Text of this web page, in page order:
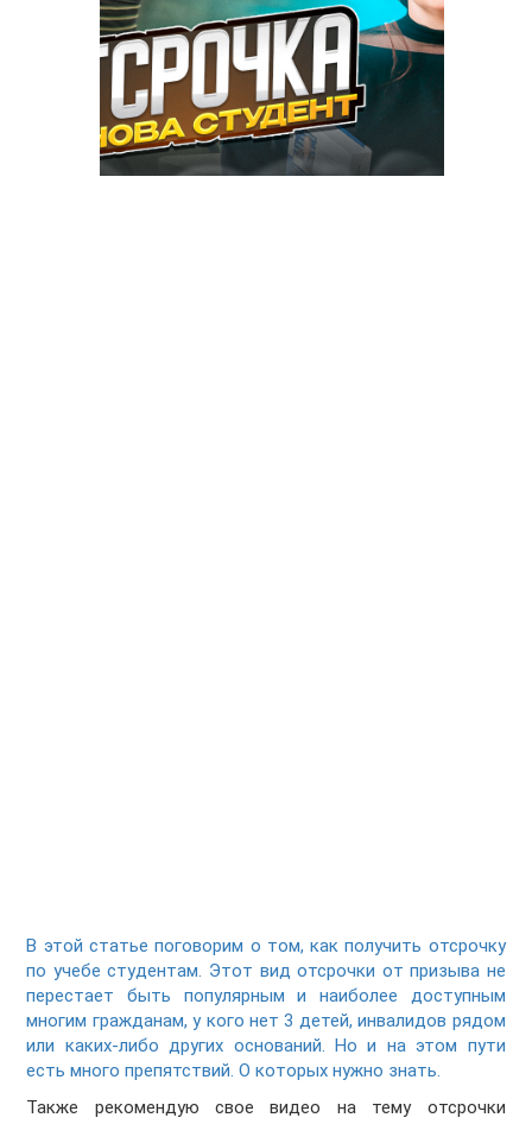
В этой статье поговорим о том, как получить отсрочку
по учебе студентам. Этот вид отсрочки от призыва не
перестает быть популярным и наиболее доступным
многим гражданам, у кого нет 3 детей, инвалидов рядом
или каких-либо других оснований. Но и на этом пути
есть много препятствий. О которых нужно знать.
Также рекомендую свое видео на тему отсрочки